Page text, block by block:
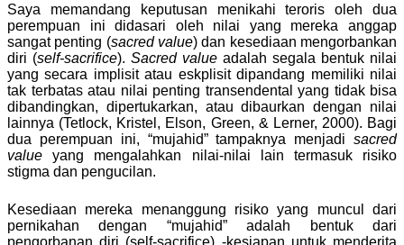
Saya memandang keputusan menikahi teroris oleh dua
perempuan ini didasari oleh nilai yang mereka anggap
sangat penting (sacred value) dan kesediaan mengorbankan
diri (self-sacrifice). Sacred value adalah segala bentuk nilai
yang secara implisit atau eskplisit dipandang memiliki nilai
tak terbatas atau nilai penting transendental yang tidak bisa
dibandingkan, dipertukarkan, atau dibaurkan dengan nilai
lainnya (Tetlock, Kristel, Elson, Green, & Lerner, 2000). Bagi
dua perempuan ini, “mujahid” tampaknya menjadi sacred
value yang mengalahkan nilai-nilai lain termasuk risiko
stigma dan pengucilan.
Kesediaan mereka menanggung risiko yang muncul dari
pernikahan dengan “mujahid” adalah bentuk dari
pengorbanan diri (self-sacrifice) -kesiapan untuk menderita